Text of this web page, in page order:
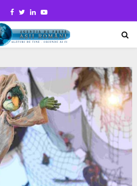
Facebook
TwitterLinkedinYoutube